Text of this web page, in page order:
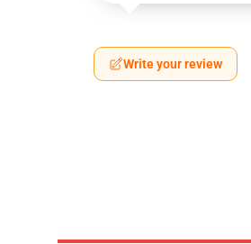
Write your review